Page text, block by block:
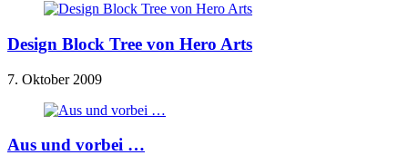
Design Block Tree von Hero Arts
7. Oktober 2009
Aus und vorbei …